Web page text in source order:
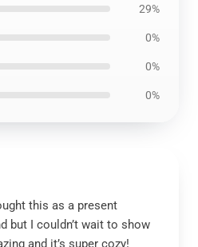
29%
0%
0%
0%
this as a present
but I couldn’t wait to show
and it’s super cozy!